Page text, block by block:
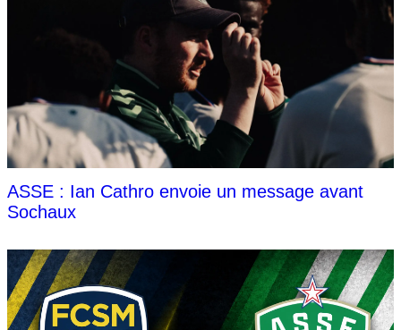
ASSE : Ian Cathro envoie un message avant
Sochaux